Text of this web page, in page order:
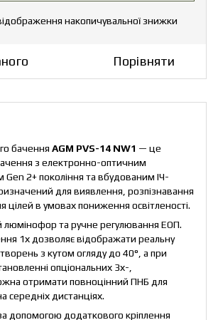
накопичувальної знижки
Порівняти
бачення AGM PVS-14 NW1 — це
з електронно-оптичним
2+ покоління та вбудованим ІЧ-
для виявлення, розпізнавання
цілей в умовах пониження освітленості.
люмінофор та ручне регулювання ЕОП.
1х дозволяє відображати реальну
з кутом огляду до 40°, а при
опціональних 3х-,
отримати повноцінний ПНБ для
середніх дистанціях.
допомогою додаткового кріплення